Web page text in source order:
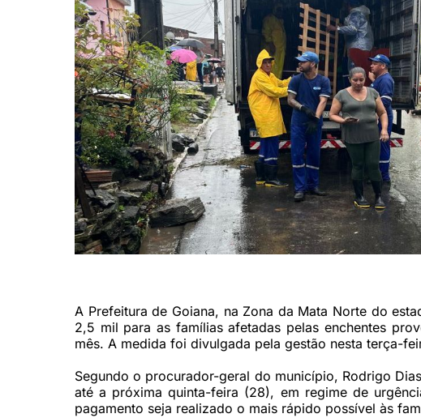
A Prefeitura de Goiana, na Zona da Mata Norte do
2,5 mil para as famílias afetadas pelas enchentes
mês. A medida foi divulgada pela gestão nesta terça-
Segundo o procurador-geral do município, Rodrigo
até a próxima quinta-feira (28), em regime de
pagamento seja realizado o mais rápido possível às